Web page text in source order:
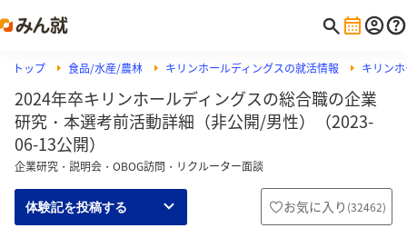
トップ 食品/水産/農林 キリンホールディングスの就活情報 キリン
2024年卒キリンホールディングスの総合職の企業
研究・本選考前活動詳細（非公開/男性）（2023-
06-13公開）
企業研究・説明会・OBOG訪問・リクルーター面談
体験記を投稿する お気に入り (32462)